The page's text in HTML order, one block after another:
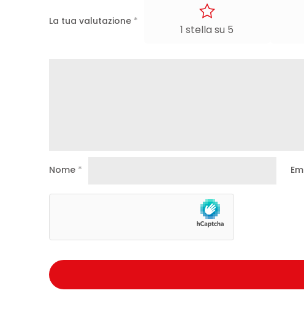
La tua valutazione *
1 stella su 5
Nome *